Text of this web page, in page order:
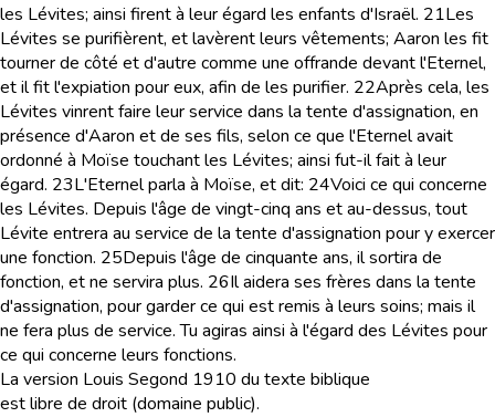
les Lévites; ainsi firent à leur égard les enfants d'Israël. 21Les
Lévites se purifièrent, et lavèrent leurs vêtements; Aaron les fit
tourner de côté et d'autre comme une offrande devant l'Eternel,
et il fit l'expiation pour eux, afin de les purifier. 22Après cela, les
Lévites vinrent faire leur service dans la tente d'assignation, en
présence d'Aaron et de ses fils, selon ce que l'Eternel avait
ordonné à Moïse touchant les Lévites; ainsi fut-il fait à leur
égard. 23L'Eternel parla à Moïse, et dit: 24Voici ce qui concerne
les Lévites. Depuis l'âge de vingt-cinq ans et au-dessus, tout
Lévite entrera au service de la tente d'assignation pour y exercer
une fonction. 25Depuis l'âge de cinquante ans, il sortira de
fonction, et ne servira plus. 26Il aidera ses frères dans la tente
d'assignation, pour garder ce qui est remis à leurs soins; mais il
ne fera plus de service. Tu agiras ainsi à l'égard des Lévites pour
ce qui concerne leurs fonctions.
La version Louis Segond 1910 du texte biblique
est libre de droit (domaine public).